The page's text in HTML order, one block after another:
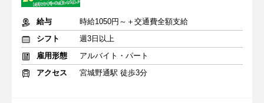
給与
時給1050円～＋交通費全額支給
シフト
週3日以上
雇用形態
アルバイト・パート
アクセス
宮城野通駅 徒歩3分